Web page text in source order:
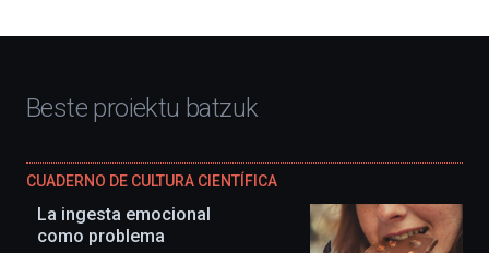
Beste proiektu batzuk
CUADERNO DE CULTURA CIENTÍFICA
La ingesta emocional
como problema